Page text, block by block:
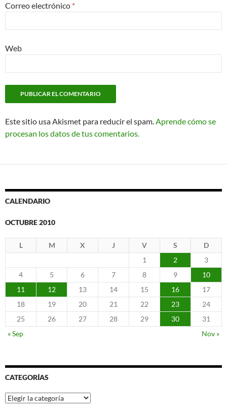
Correo electrónico *
Web
Este sitio usa Akismet para reducir el spam.Aprende cómo se
procesan los datos de tus comentarios.
CALENDARIO
OCTUBRE 2010
L M X J V S
D
1
2
3
4
5 6 7 8 9
10
11
12 13 14 15 16
17
18
19 20 21 22 23
24
25
26 27 28 29 30
31
« Sep
Nov »
CATEGORÍAS
Categorías